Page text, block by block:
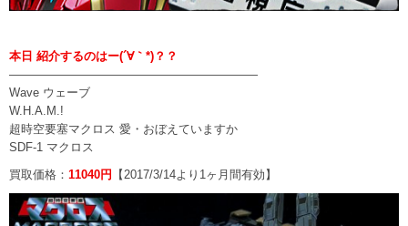
本日 紹介するのはー(´∀｀*)？？
—————————————————————
Wave ウェーブ
W.H.A.M.!
超時空要塞マクロス 愛・おぼえていますか
SDF-1 マクロス
買取価格： 11040円 【2017/3/14より1ヶ月間有効】